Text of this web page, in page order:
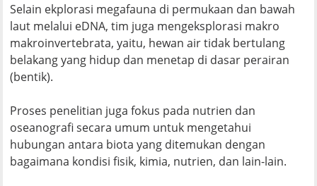
Selain ekplorasi megafauna di permukaan dan bawah
laut melalui eDNA, tim juga mengeksplorasi makro
makroinvertebrata, yaitu, hewan air tidak bertulang
belakang yang hidup dan menetap di dasar perairan
(bentik).
Proses penelitian juga fokus pada nutrien dan
oseanografi secara umum untuk mengetahui
hubungan antara biota yang ditemukan dengan
bagaimana kondisi fisik, kimia, nutrien, dan lain-lain.